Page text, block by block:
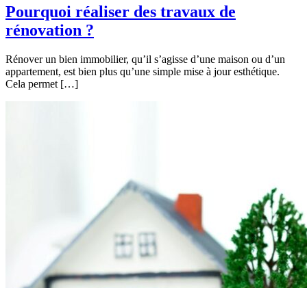
Pourquoi réaliser des travaux de
rénovation ?
Rénover un bien immobilier, qu’il s’agisse d’une maison ou d’un
appartement, est bien plus qu’une simple mise à jour esthétique.
Cela permet […]